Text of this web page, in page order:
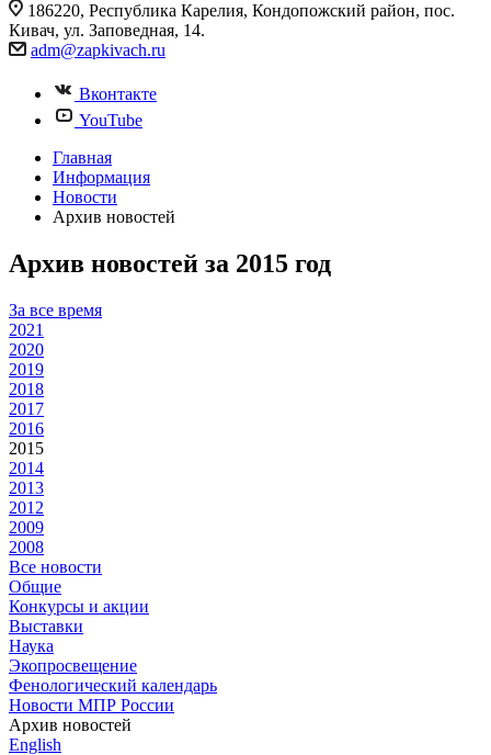
186220, Республика Карелия, Кондопожский район, пос.
Кивач, ул. Заповедная, 14.
adm@zapkivach.ru
Вконтакте
YouTube
Главная
Информация
Новости
Архив новостей
Архив новостей за 2015 год
За все время
2021
2020
2019
2018
2017
2016
2015
2014
2013
2012
2009
2008
Все новости
Общие
Конкурсы и акции
Выставки
Наука
Экопросвещение
Фенологический календарь
Новости МПР России
Архив новостей
English